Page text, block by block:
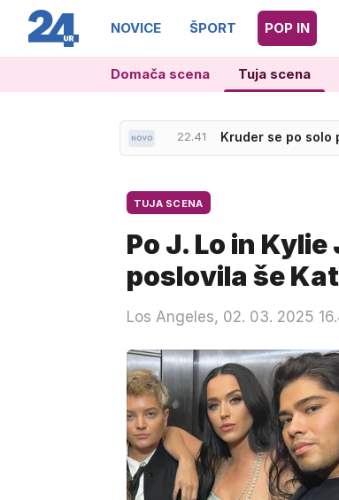
NOVICE ŠPORT POP IN
Domača scena Tuja scena
22.45 Španija vrača
TUJA SCENA
Po J. Lo in
poslovila še
Los Angeles, 02. 03. 2025